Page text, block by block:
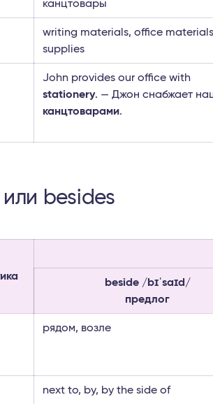
канцтовары
writing materials, office
supplies
John provides our office with
stationery. — Джон снабжает
канцтоварами.
besides
beside /bɪˈsaɪd/
предлог
рядом, возле
next to, by, by the side of